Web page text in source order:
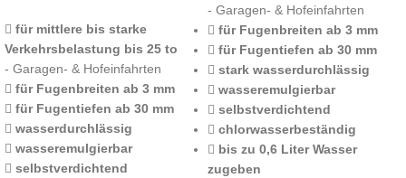
für mittlere bis starke
Verkehrsbelastung bis 25 to
- Garagen- & Hofeinfahrten
für Fugenbreiten ab 3 mm
für Fugentiefen ab 30 mm
wasserdurchlässig
wasseremulgierbar
selbstverdichtend
- Garagen- & Hofeinfahrten
für Fugenbreiten ab 3 mm
für Fugentiefen ab 30 mm
stark wasserdurchlässig
wasseremulgierbar
selbstverdichtend
chlorwasserbeständig
bis zu 0,6 Liter Wasser
zugeben